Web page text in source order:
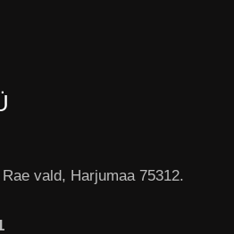
vald, Harjumaa 75312.